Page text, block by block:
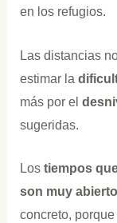
en los refugios.
Las distancias
estimar la
más por el
sugeridas.
Los tiempos
son muy
concreto,